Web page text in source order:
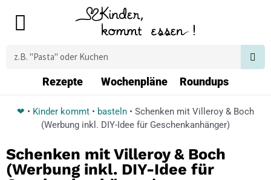
Main
Suche
Rezepte Wochenpläne Roundups
❤ • Kinder kommt • basteln • Schenken mit Villeroy & Boch
(Werbung inkl. DIY-Idee für Geschenkanhänger)
Schenken mit Villeroy & Boch
(Werbung inkl. DIY-Idee für